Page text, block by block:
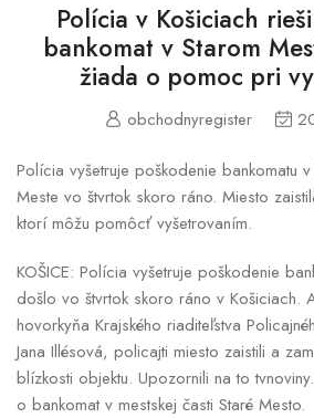
Polícia v Košiciach
bankomat v Starom
žiada o pomoc pri
obchodnyregister
Polícia vyšetruje poškodenie bankomatu
Meste vo štvrtok skoro ráno. Miesto
ktorí môžu pomôcť vyšetrovaním.
KOŠICE: Polícia vyšetruje poškodenie
došlo vo štvrtok skoro ráno v Košiciach.
hovorkyňa Krajského riaditeľstva
Jana Illésová, policajti miesto zaistili a
blízkosti objektu. Upozornili na to
o bankomat v mestskej časti Staré Mesto.